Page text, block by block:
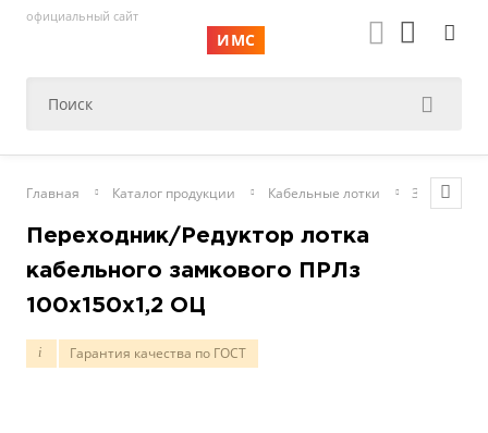
официальный сайт
ИМС
Главная Каталог продукции Кабельные лотки Замковые
Переходник/Редуктор лотка
кабельного замкового ПРЛз
100х150х1,2 ОЦ
i Гарантия качества по ГОСТ